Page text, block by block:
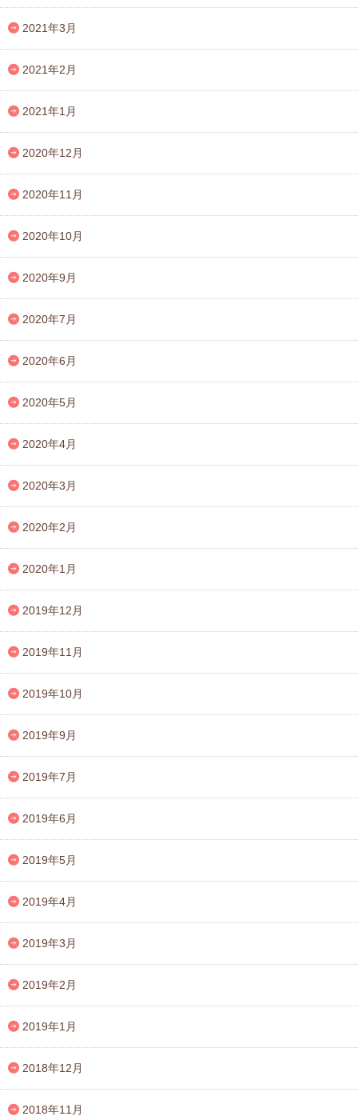
2021年3月
2021年2月
2021年1月
2020年12月
2020年11月
2020年10月
2020年9月
2020年7月
2020年6月
2020年5月
2020年4月
2020年3月
2020年2月
2020年1月
2019年12月
2019年11月
2019年10月
2019年9月
2019年7月
2019年6月
2019年5月
2019年4月
2019年3月
2019年2月
2019年1月
2018年12月
2018年11月